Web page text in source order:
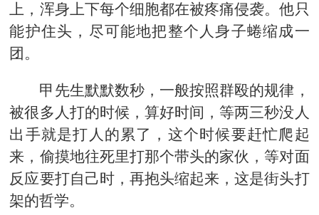
上，浑身上下每个细胞都在被疼痛侵袭。他只
能护住头，尽可能地把整个人身子蜷缩成一
团。
甲先生默默数秒，一般按照群殴的规律，
被很多人打的时候，算好时间，等两三秒没人
出手就是打人的累了，这个时候要赶忙爬起
来，偷摸地往死里打那个带头的家伙，等对面
反应要打自己时，再抱头缩起来，这是街头打
架的哲学。